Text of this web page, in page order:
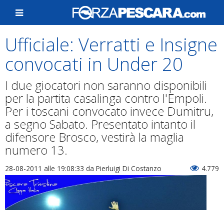
Ufficiale: Verratti e Insigne
convocati in Under 20
I due giocatori non saranno disponibili
per la partita casalinga contro l'Empoli.
Per i toscani convocato invece Dumitru,
a segno Sabato. Presentato intanto il
difensore Brosco, vestirà la maglia
numero 13.
28-08-2011 alle 19:08:33 da Pierluigi Di Costanzo 4.779